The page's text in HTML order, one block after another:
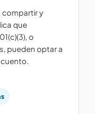
compartir y
que
o
pueden optar a